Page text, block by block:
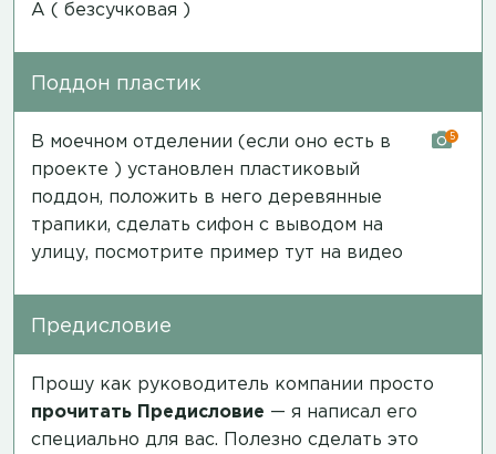
А ( безсучковая )
Поддон пластик
В моечном отделении (если оно есть в
проекте ) установлен пластиковый
поддон, положить в него деревянные
трапики, сделать сифон с выводом на
улицу, посмотрите пример тут на видео
5
Предисловие
Прошу как руководитель компании просто
прочитать Предисловие — я написал его
специально для вас. Полезно сделать это